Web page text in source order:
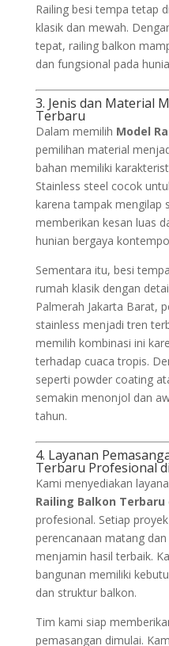
Railing besi tempa tetap
klasik dan mewah.
tepat, railing balkon
dan fungsional pada
3. Jenis dan Material
Terbaru
Dalam memilih Model
pemilihan material
bahan memiliki
Stainless steel cocok
karena tampak mengilap
memberikan kesan luas
hunian bergaya
Sementara itu, besi
rumah klasik dengan
Palmerah Jakarta Barat,
stainless menjadi tren
memilih kombinasi ini
terhadap cuaca tropis.
seperti powder coating
semakin menonjol dan
tahun.
4. Layanan
Terbaru Profesional
Kami menyediakan
Railing Balkon Terbaru
profesional. Setiap
perencanaan matang
menjamin hasil terbaik.
bangunan memiliki
dan struktur balkon.
Tim kami siap
pemasangan dimulai.